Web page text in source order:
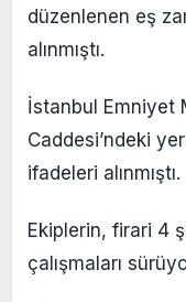
düzenlenen eş
alınmıştı.
İstanbul Emniyet
Caddesi’ndeki
ifadeleri alınmıştı.
Ekiplerin, firari 4
çalışmaları